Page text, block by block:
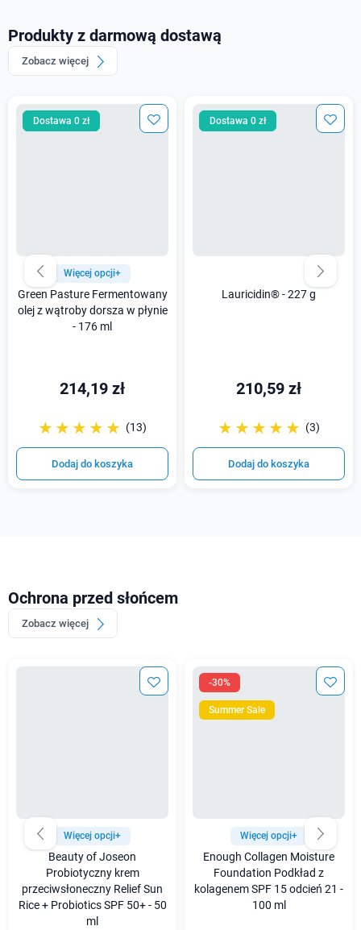
Produkty z darmową dostawą
Zobacz więcej
Dostawa 0 zł
Więcej opcji+
Green Pasture Fermentowany
olej z wątroby dorsza w płynie
- 176 ml
214,19 zł
☆☆☆☆☆
★★★★★ (13)
Dodaj do koszyka
Dostawa 0 zł
Lauricidin® - 227 g
210,59 zł
☆☆☆☆☆
★★★★★ (3)
Dodaj do koszyka
Ochrona przed słońcem
Zobacz więcej
Więcej opcji+
Beauty of Joseon
Probiotyczny krem
przeciwsłoneczny Relief Sun
Rice + Probiotics SPF 50+ - 50
ml
-30%
Summer Sale
Więcej opcji+
Enough Collagen Moisture
Foundation Podkład z
kolagenem SPF 15 odcień 21 -
100 ml